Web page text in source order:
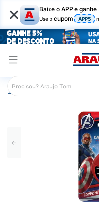
× Baixe o APP e ganhe
Use o cupom APP5
Araujo Higiene Pessoal